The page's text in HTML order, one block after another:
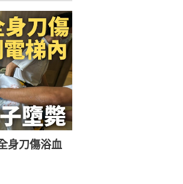
身刀傷浴血